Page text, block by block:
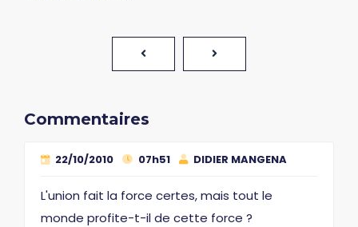
Commentaires
22/10/2010 07h51 DIDIER MANGENA
L'union fait la force certes, mais tout le
monde profite-t-il de cette force ?